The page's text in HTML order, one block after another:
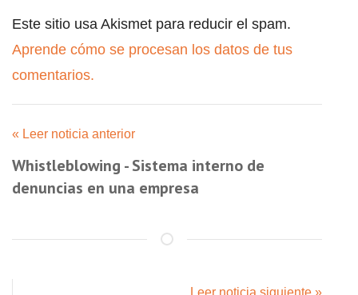
Este sitio usa Akismet para reducir el spam.
Aprende cómo se procesan los datos de tus
comentarios.
« Leer noticia anterior
Whistleblowing - Sistema interno de
denuncias en una empresa
Leer noticia siguiente »